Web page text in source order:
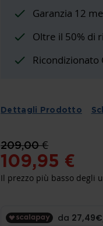
Garanzia 12
Oltre il 50% di
Ricondizionato
Dettagli Prodotto
109,95 €
209,00 €
Il prezzo più basso degli